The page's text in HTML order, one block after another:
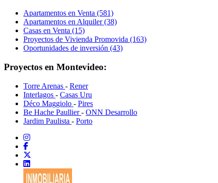
Apartamentos en Venta (581)
Apartamentos en Alquiler (38)
Casas en Venta (15)
Proyectos de Vivienda Promovida (163)
Oportunidades de inversión (43)
Proyectos en Montevideo:
Torre Arenas - Rener
Interlagos - Casas Uru
Déco Maggiolo - Pires
Be Hache Paullier- ONN Desarrollo
Jardim Paulista - Porto